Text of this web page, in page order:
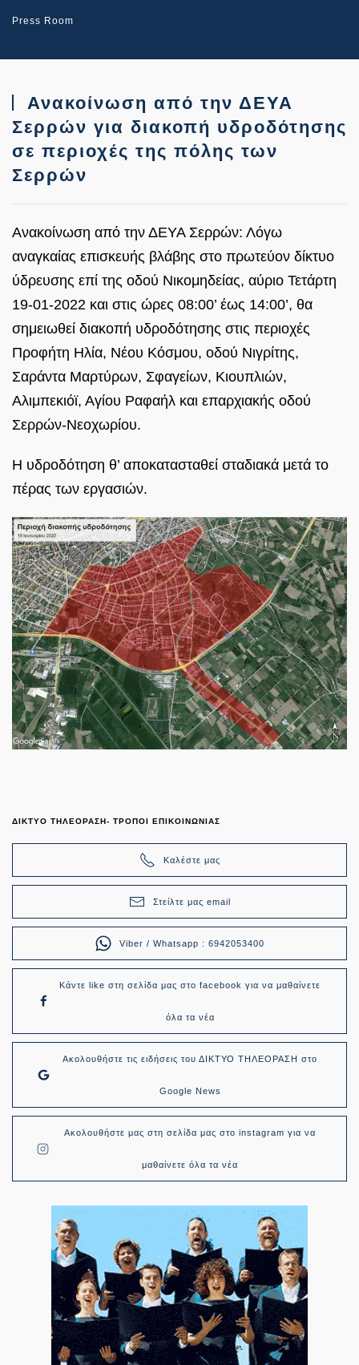
Press Room
Ανακοίνωση από την ΔΕΥΑ
Σερρών για διακοπή υδροδότησης
σε περιοχές της πόλης των
Σερρών
Ανακοίνωση από την ΔΕΥΑ Σερρών: Λόγω
αναγκαίας επισκευής βλάβης στο πρωτεύον δίκτυο
ύδρευσης επί της οδού Νικομηδείας, αύριο Τετάρτη
19-01-2022 και στις ώρες 08:00’ έως 14:00’, θα
σημειωθεί διακοπή υδροδότησης στις περιοχές
Προφήτη Ηλία, Νέου Κόσμου, οδού Νιγρίτης,
Σαράντα Μαρτύρων, Σφαγείων, Κιουπλιών,
Αλιμπεκιόϊ, Αγίου Ραφαήλ και επαρχιακής οδού
Σερρών-Νεοχωρίου.
Η υδροδότηση θ’ αποκατασταθεί σταδιακά μετά το
πέρας των εργασιών.
ΔΙΚΤΥΟ ΤΗΛΕΟΡΑΣΗ- ΤΡΟΠΟΙ ΕΠΙΚΟΙΝΩΝΙΑΣ
Καλέστε μας
Στείλτε μας email
Viber / Whatsapp : 6942053400
Κάντε like στη σελίδα μας στο facebook για να μαθαίνετε
όλα τα νέα
Ακολουθήστε τις ειδήσεις του ΔΙΚΤΥΟ ΤΗΛΕΟΡΑΣΗ στο
Google News
Ακολουθήστε μας στη σελίδα μας στο instagram για να
μαθαίνετε όλα τα νέα